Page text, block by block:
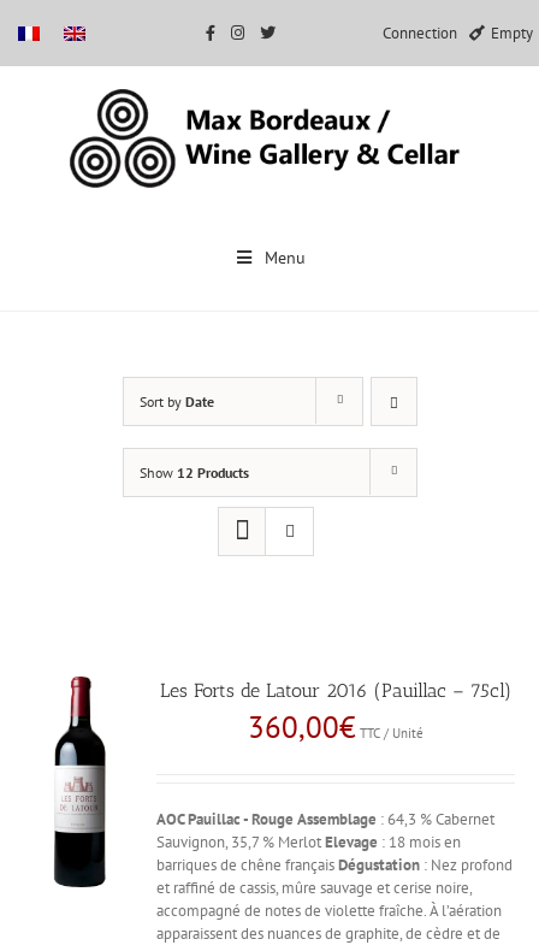
Connection Empty
Menu
Sort by Date
Show 12 Products
Les Forts de Latour 2016 (Pauillac – 75cl)
360,00€ TTC / Unité
AOC Pauillac - Rouge Assemblage : 64,3 % Cabernet
Sauvignon, 35,7 % MerlotElevage : 18 mois en
barriques de chêne françaisDégustation : Nez profond
et raffiné de cassis, mûre sauvage et cerise noire,
accompagné de notes de violette fraîche. À l’aération
apparaissent des nuances de graphite, de cèdre et de